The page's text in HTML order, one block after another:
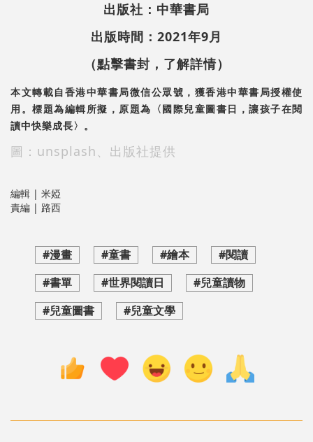
出版社：中華書局
出版時間：2021年9月
（點擊書封，了解詳情）
本文轉載自香港中華書局微信公眾號，獲香港中華書局授權使
用。標題為編輯所擬，原題為〈國際兒童圖書日，讓孩子在閱
讀中快樂成長〉。
圖：unsplash、出版社提供
編輯 | 米婭
責編 | 路西
#漫畫 #童書 #繪本
#閱讀
#書單
#世界閱讀日
#兒童讀物
#兒童圖書
#兒童文學